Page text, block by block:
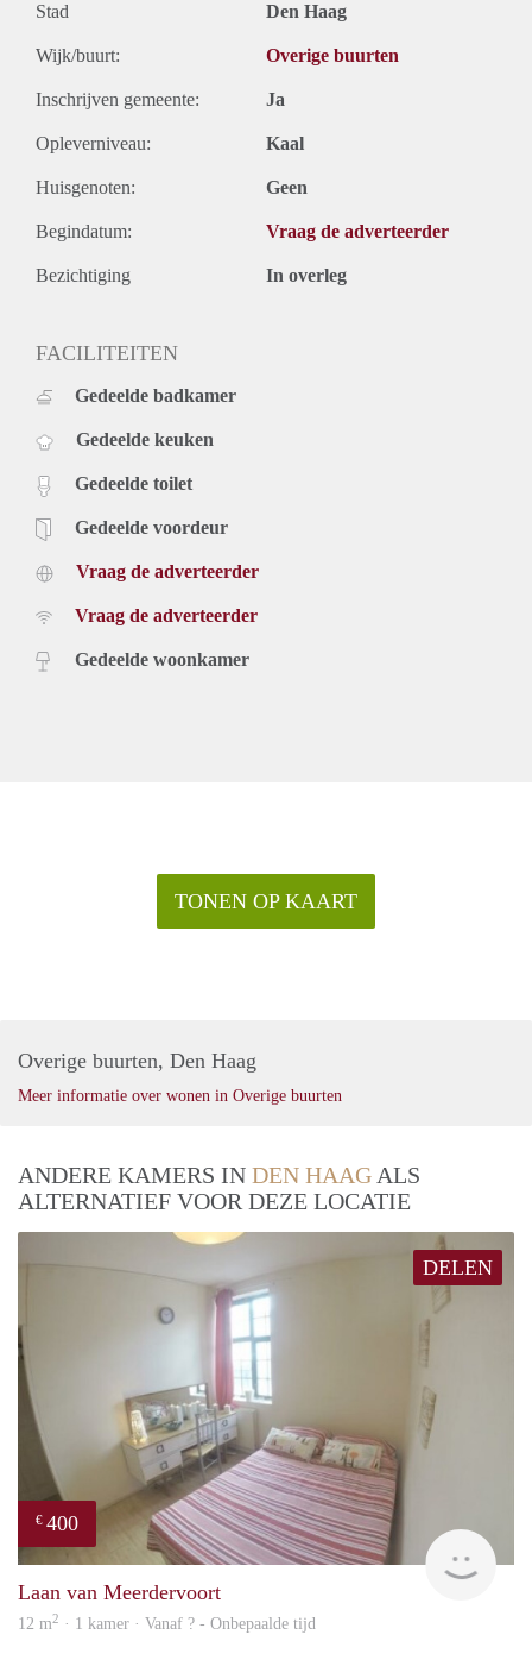
Stad Den Haag
Wijk/buurt: Overige buurten
Inschrijven gemeente: Ja
Opleverniveau: Kaal
Huisgenoten: Geen
Begindatum: Vraag de adverteerder
Bezichtiging In overleg
FACILITEITEN
Gedeelde badkamer
Gedeelde keuken
Gedeelde toilet
Gedeelde voordeur
Vraag de adverteerder
Vraag de adverteerder
Gedeelde woonkamer
TONEN OP KAART
Overige buurten, Den Haag
Meer informatie over wonen in Overige buurten
ANDERE KAMERS IN DEN HAAG ALS
ALTERNATIEF VOOR DEZE LOCATIE
DELEN
€ 400
Laan van Meerdervoort
12 m2 · 1 kamer · Vanaf ? - Onbepaalde tijd